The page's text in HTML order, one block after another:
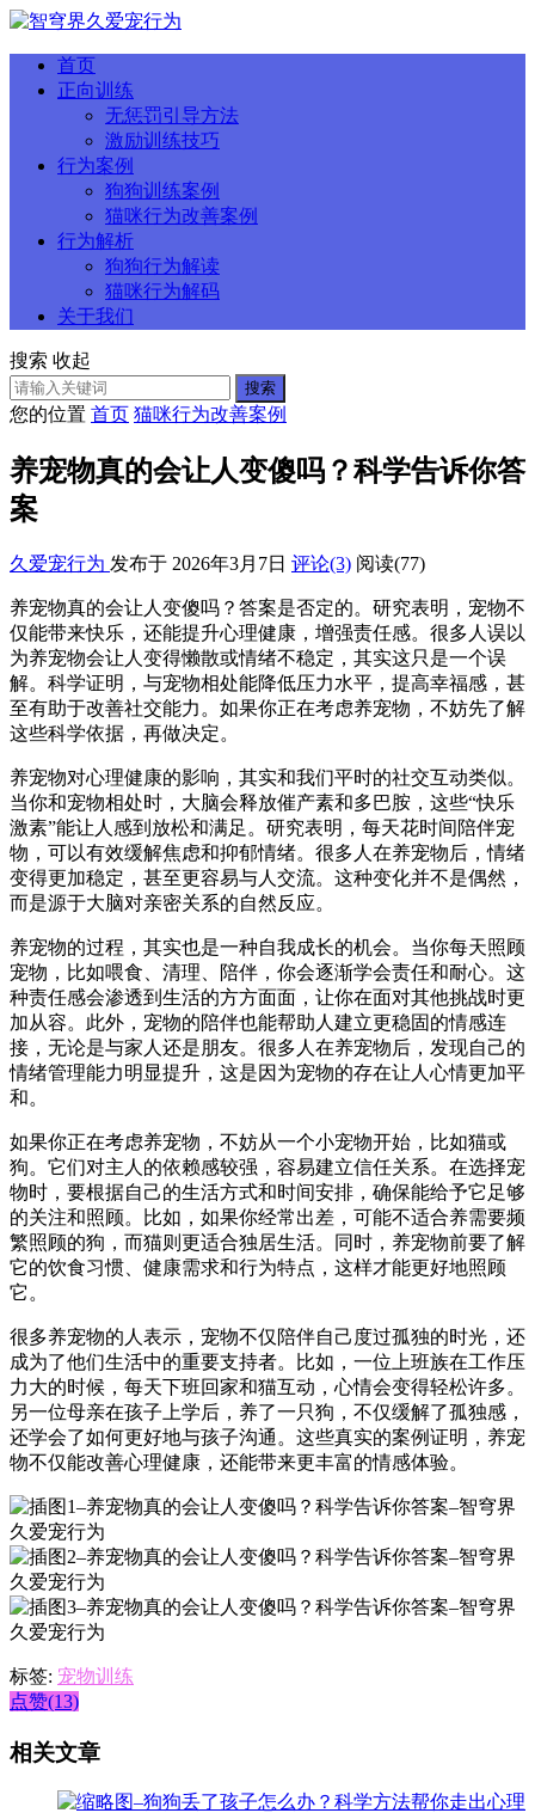
首页
正向训练
无惩罚引导方法
激励训练技巧
行为案例
狗狗训练案例
猫咪行为改善案例
行为解析
狗狗行为解读
猫咪行为解码
关于我们
搜索 收起
搜索
您的位置 首页 猫咪行为改善案例
养宠物真的会让人变傻吗？科学告诉你答
案
久爱宠行为 发布于 2026年3月7日 评论(3) 阅读(77)
养宠物真的会让人变傻吗？答案是否定的。研究表明，宠物不
仅能带来快乐，还能提升心理健康，增强责任感。很多人误以
为养宠物会让人变得懒散或情绪不稳定，其实这只是一个误
解。科学证明，与宠物相处能降低压力水平，提高幸福感，甚
至有助于改善社交能力。如果你正在考虑养宠物，不妨先了解
这些科学依据，再做决定。
养宠物对心理健康的影响，其实和我们平时的社交互动类似。
当你和宠物相处时，大脑会释放催产素和多巴胺，这些“快乐
激素”能让人感到放松和满足。研究表明，每天花时间陪伴宠
物，可以有效缓解焦虑和抑郁情绪。很多人在养宠物后，情绪
变得更加稳定，甚至更容易与人交流。这种变化并不是偶然，
而是源于大脑对亲密关系的自然反应。
养宠物的过程，其实也是一种自我成长的机会。当你每天照顾
宠物，比如喂食、清理、陪伴，你会逐渐学会责任和耐心。这
种责任感会渗透到生活的方方面面，让你在面对其他挑战时更
加从容。此外，宠物的陪伴也能帮助人建立更稳固的情感连
接，无论是与家人还是朋友。很多人在养宠物后，发现自己的
情绪管理能力明显提升，这是因为宠物的存在让人心情更加平
和。
如果你正在考虑养宠物，不妨从一个小宠物开始，比如猫或
狗。它们对主人的依赖感较强，容易建立信任关系。在选择宠
物时，要根据自己的生活方式和时间安排，确保能给予它足够
的关注和照顾。比如，如果你经常出差，可能不适合养需要频
繁照顾的狗，而猫则更适合独居生活。同时，养宠物前要了解
它的饮食习惯、健康需求和行为特点，这样才能更好地照顾
它。
很多养宠物的人表示，宠物不仅陪伴自己度过孤独的时光，还
成为了他们生活中的重要支持者。比如，一位上班族在工作压
力大的时候，每天下班回家和猫互动，心情会变得轻松许多。
另一位母亲在孩子上学后，养了一只狗，不仅缓解了孤独感，
还学会了如何更好地与孩子沟通。这些真实的案例证明，养宠
物不仅能改善心理健康，还能带来更丰富的情感体验。
标签: 宠物训练
点赞(13)
相关文章